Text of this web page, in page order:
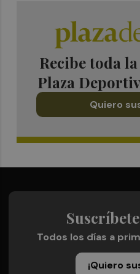
Recibe toda
Plaza
Quiero
Todos los días a
¡Quiero